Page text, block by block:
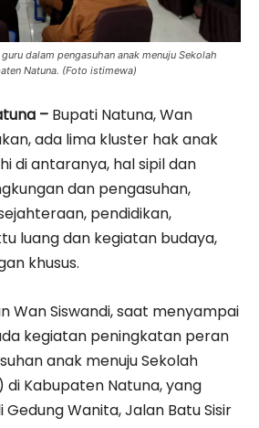
dalam pengasuhan anak menuju Sekolah
Natuna. (Foto istimewa)
– Bupati Natuna, Wan
ada lima kluster hak anak
di antaranya, hal sipil dan
dan pengasuhan,
pendidikan,
luang dan kegiatan budaya,
khusus.
Wan Siswandi, saat menyampai
kegiatan peningkatan peran
anak menuju Sekolah
di Kabupaten Natuna, yang
Wanita, Jalan Batu Sisir